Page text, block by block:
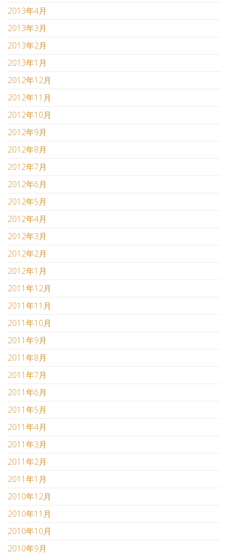
2013年4月
2013年3月
2013年2月
2013年1月
2012年12月
2012年11月
2012年10月
2012年9月
2012年8月
2012年7月
2012年6月
2012年5月
2012年4月
2012年3月
2012年2月
2012年1月
2011年12月
2011年11月
2011年10月
2011年9月
2011年8月
2011年7月
2011年6月
2011年5月
2011年4月
2011年3月
2011年2月
2011年1月
2010年12月
2010年11月
2010年10月
2010年9月